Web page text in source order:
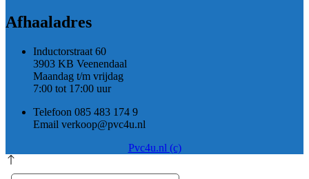
Afhaaladres
Inductorstraat 60
3903 KB Veenendaal
Maandag t/m vrijdag
7:00 tot 17:00 uur
Telefoon 085 483 174 9
Email verkoop@pvc4u.nl
Pvc4u.nl (c)